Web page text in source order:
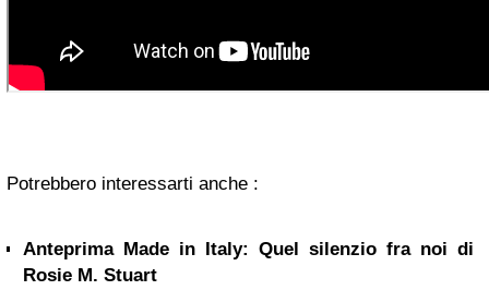
Potrebbero interessarti anche :
Anteprima Made in Italy: Quel silenzio fra noi di
Rosie M. Stuart